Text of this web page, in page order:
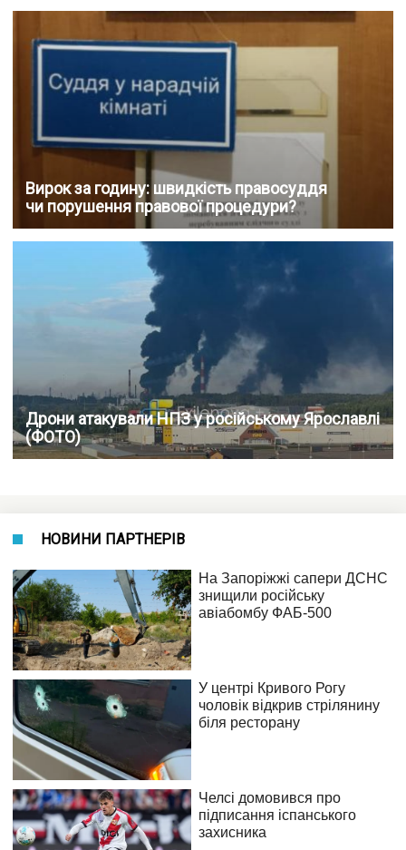
Вирок за годину: швидкість правосуддя
чи порушення правової процедури?
Дрони атакували НПЗ у російському Ярославлі
(ФОТО)
НОВИНИ ПАРТНЕРІВ